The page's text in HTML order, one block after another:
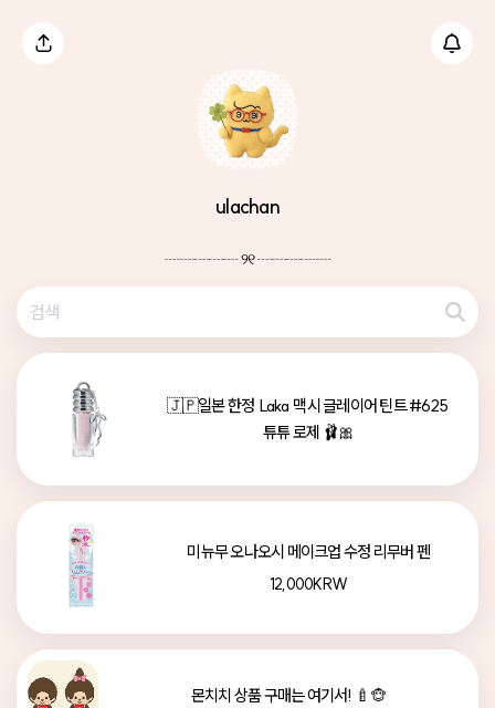
ulachan
┈┈┈┈┈ ୨୧ ┈┈┈┈┈
🇯🇵일본 한정  Laka  맥시 글레이어 틴트 #625
튜튜 로제 🩰🎀
미뉴무 오나오시 메이크업 수정 리무버 펜
12,000KRW
몬치치 상품 구매는 여기서! 🍼🐵